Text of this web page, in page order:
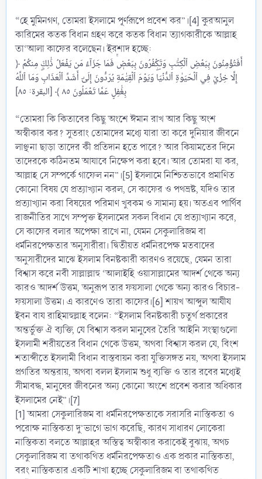
“হে মুমিনগণ, তোমরা ইসলামে পূর্ণরূপে প্রবেশ কর”।[4] কুরআনুল
কারিমের কতক বিধান গ্রহণ করে কতক বিধান ত্যাগকারীকে আল্লাহ
তা‘আলা কাফের বলেছেন। ইরশাদ হচ্ছে:
﴿ أَفَتُؤۡمِنُونَ بِبَعۡضِ ٱلۡكِتَٰبِ وَتَكۡفُرُونَ بِبَعۡضٖۚ فَمَا جَزَآءُ مَن يَفۡعَلُ ذَٰلِكَ مِنكُمۡ
إِلَّا خِزۡيٞ فِي ٱلۡحَيَوٰةِ ٱلدُّنۡيَاۖ وَيَوۡمَ ٱلۡقِيَٰمَةِ يُرَدُّونَ إِلَىٰٓ أَشَدِّ ٱلۡعَذَابِۗ وَمَا ٱللَّهُ
بِغَٰفِلٍ عَمَّا تَعۡمَلُونَ ٨٥ ﴾ [البقرة: ٨٥]
“তোমরা কি কিতাবের কিছু অংশে ঈমান রাখ আর কিছু অংশ
অস্বীকার কর? সুতরাং তোমাদের মধ্যে যারা তা করে দুনিয়ার জীবনে
লাঞ্ছনা ছাড়া তাদের কী প্রতিদান হতে পারে? আর কিয়ামতের দিনে
তাদেরকে কঠিনতম আযাবে নিক্ষেপ করা হবে। আর তোমরা যা কর,
আল্লাহ সে সম্পর্কে গাফেল নন”।[5] ইসলামে নিশ্চিতভাবে প্রমাণিত
কোনো বিষয় যে প্রত্যাখ্যান করল, সে কাফের ও পথভ্রষ্ট, যদিও তার
প্রত্যাখ্যান করা বিষয়ের পরিমাণ খুবকম ও সামান্য হয়। অতএব পার্থিব
রাজনীতির সাথে সম্পৃক্ত ইসলামের সকল বিধান যে প্রত্যাখ্যান করে,
সে কাফের বলার অপেক্ষা রাখে না, যেমন সেকুলারিজম বা
ধর্মনিরপেক্ষতার অনুসারীরা। দ্বিতীয়ত ধর্মনিরপেক্ষ মতবাদের
অনুসারীদের মাঝে ইসলাম বিনষ্টকারী কারণও রয়েছে, যেমন তারা
বিশ্বাস করে নবী সাল্লাল্লাহু ‘আলাইহি ওয়াসাল্লামের আদর্শ থেকে অন্য
কারও আদর্শ উত্তম, অনুরূপ তার ফয়সালা থেকে অন্য কারও বিচার-
ফয়সালা উত্তম। এ কারণেও তারা কাফের।[6] শায়খ আব্দুল আযীয
ইবন বায রাহিমাহুল্লাহ বলেন: “ইসলাম বিনষ্টকারী চতুর্থ প্রকারের
অন্তর্ভুক্ত ঐ ব্যক্তি, যে বিশ্বাস করল মানুষের তৈরি আইনি সংস্থাগুলো
ইসলামী শরীয়তের বিধান থেকে উত্তম, অথবা বিশ্বাস করল যে, বিংশ
শতাব্দীতে ইসলামী বিধান বাস্তবায়ন করা যুক্তিসঙ্গত নয়, অথবা ইসলাম
প্রগতির অন্তরায়, অথবা বলল ইসলাম শুধু ব্যক্তি ও তার রবের মধ্যেই
সীমাবদ্ধ, মানুষের জীবনের অন্য কোনো অংশে প্রবেশ করার অধিকার
ইসলামের নেই”।[7]
[1] আমরা সেকুলারিজম বা ধর্মনিরপেক্ষতাকে সরাসরি নাস্তিকতা ও
পরোক্ষ নাস্তিকতা দু’ভাগে ভাগ করেছি, কারণ সাধারণ লোকেরা
নাস্তিকতা বলতে আল্লাহর অস্তিত্ব অস্বীকার করাকেই বুঝায়, অথচ
সেকুলারিজম বা তথাকথিত ধর্মনিরপেক্ষতাও এক প্রকার নাস্তিকতা,
বরং নাস্তিকতার একটি শাখা হচ্ছে সেকুলারিজম বা তথাকথিত